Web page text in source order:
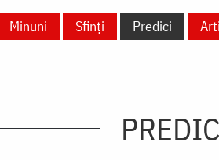
Minuni Sfinți Predici